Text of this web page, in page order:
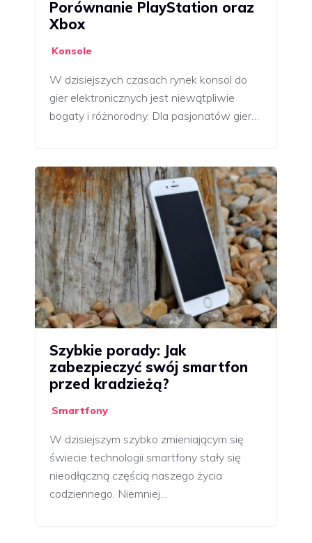
Porównanie PlayStation oraz
Xbox
Konsole
W dzisiejszych czasach rynek konsol do
gier elektronicznych jest niewątpliwie
bogaty i różnorodny. Dla pasjonatów gier…
Szybkie porady: Jak
zabezpieczyć swój smartfon
przed kradzieżą?
Smartfony
W dzisiejszym szybko zmieniającym się
świecie technologii smartfony stały się
nieodłączną częścią naszego życia
codziennego. Niemniej…